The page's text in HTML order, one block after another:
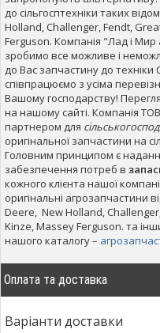
до сільгосптехніки таких
Holland, Challenger, Fendt,
Ferguson. Компанія "Лад і
зробимо все можливе і
до Вас запчастину до
співпрацюємо з усіма
Вашому господарству!
на нашому сайті. Компанія
партнером для
оригінальної запчастини на
Головним принципом є
забезпечення потреб в
кожного клієнта нашої
оригінальні агрозапчастини
Deere, New Holland,
Kinze, Massey Ferguson. та
нашого каталогу –
Оплата та доставка
Варіанти доставки